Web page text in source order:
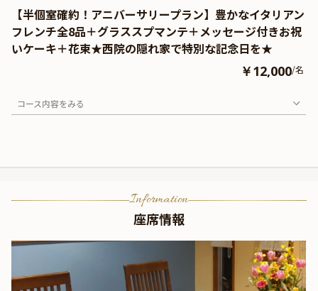
【半個室確約！アニバーサリープラン】豊かなイタリアン
フレンチ全8品＋グラススプマンテ＋メッセージ付きお祝
いケーキ＋花束★西院の隠れ家で特別な記念日を★
￥12,000/名
コース内容をみる
Information
座席情報